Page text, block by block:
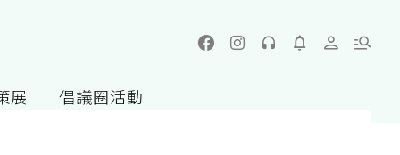
展 倡議圈活動